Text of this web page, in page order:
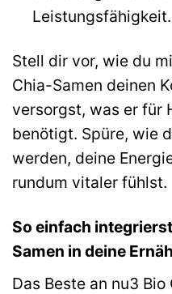
Leistungsfähigkeit.
Stell dir vor, wie du
Chia-Samen deinen
versorgst, was er für
benötigt. Spüre, wie
werden, deine
rundum vitaler fühlst.
So einfach
Samen in deine
Das Beste an nu3